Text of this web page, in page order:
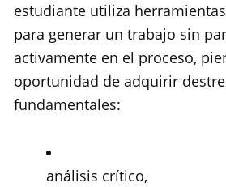
estudiante utiliza
para generar un trabajo sin
activamente en el proceso,
oportunidad de adquirir
fundamentales:
análisis crítico,